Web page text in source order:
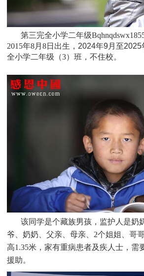
第三完全小学二年级
2015年8月8日 出生， 2024年9月至2025
全小学二年级（3）班 ，不住校。
该同学是个藏族男孩，监护人是奶
爷、奶奶、父亲、母亲、2个姐姐、哥
高1.35米，家有重病患者及疾人士，需
援助。